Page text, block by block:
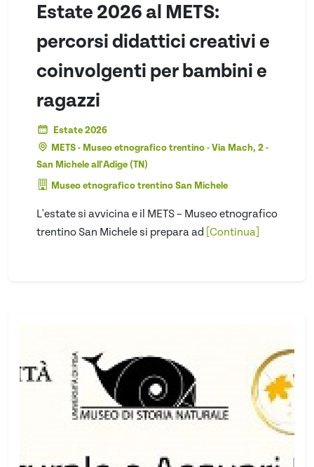
Estate 2026 al METS:
percorsi didattici creativi e
coinvolgenti per bambini e
ragazzi
Estate 2026
METS - Museo etnografico trentino - Via Mach, 2 -
San Michele all'Adige (TN)
Museo etnografico trentino San Michele
L'estate si avvicina e il METS – Museo etnografico
trentino San Michele si prepara ad [Continua]